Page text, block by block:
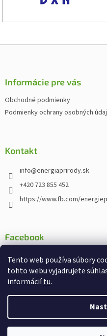
Tento web používa súbory
tohto webu vyjadrujete
informáciítu.
Z
Informácie pre vás
Obchodné podmienky
Podmienky ochrany osobných
Kontakt
info@energiaprirody.sk
+420 723 855 452
https://www.fb.com/
Facebook
Copyright 2026